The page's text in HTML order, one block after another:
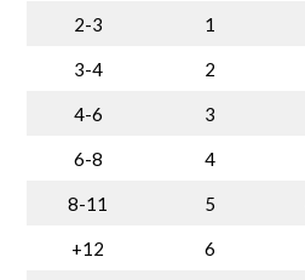
2-3 1
3-4 2
4-6 3
6-8 4
8-11 5
+12 6